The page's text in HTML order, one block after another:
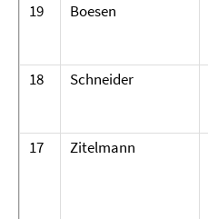
19
Boesen
18
Schneider
17
Zitelmann